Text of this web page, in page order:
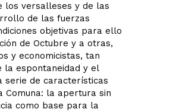
los versalleses y de las
de las fuerzas
objetivas para ello
de Octubre y a otras,
y economicistas, tan
la espontaneidad y el
serie de características
Comuna: la apertura sin
como base para la